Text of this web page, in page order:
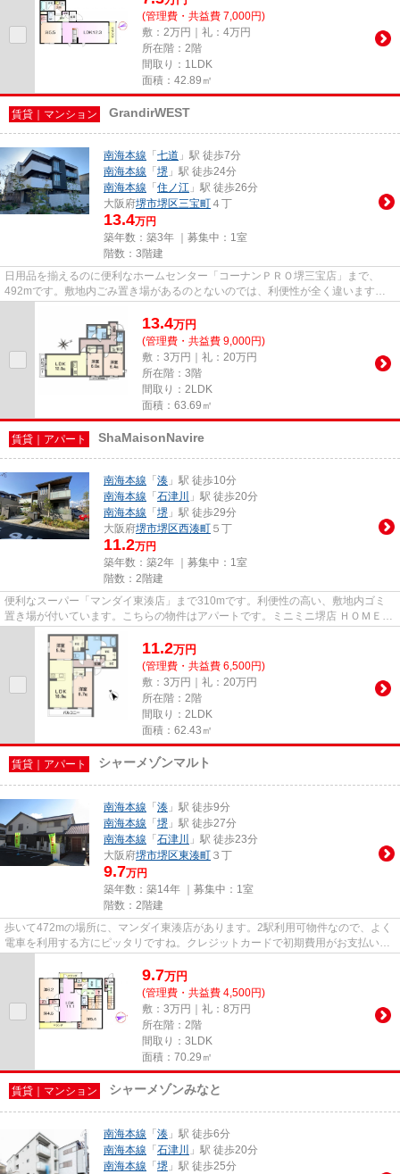
(管理費・共益費 7,000円)
敷：2万円｜礼：4万円
所在階：2階
間取り：1LDK
面積：42.89㎡
賃貸｜マンション GrandirWEST
南海本線 「 七道 」駅 徒歩7分
南海本線 「 堺 」駅 徒歩24分
南海本線 「 住ノ江 」駅 徒歩26分
大阪府堺市堺区三宝町 ４丁
13.4万円
築年数：築3年 ｜募集中： 1室
階数：3階建
日用品を揃えるのに便利なホームセンター「コーナンＰＲＯ堺三宝店」まで、
492mです。敷地内ごみ置き場があるのとないのでは、利便性が全く違います。
13.4万円
(管理費・共益費 9,000円)
敷：3万円｜礼：20万円
所在階：3階
間取り：2LDK
面積：63.69㎡
賃貸｜アパート ShaMaisonNavire
南海本線 「 湊 」駅 徒歩10分
南海本線 「 石津川
」駅 徒歩20分
南海本線 「 堺 」駅 徒歩29分
大阪府堺市堺区西湊町 ５丁
11.2万円
築年数：築2年 ｜募集中： 1室
階数：2階建
便利なスーパー「マンダイ東湊店」まで310mです。利便性の高い、敷地内ゴミ
置き場が付いています。こちらの物件はアパートです。ミニミニ堺店 ＨＯＭＥＰ
ＡＲＫでは南海本線湊に近く、...
11.2万円
(管理費・共益費 6,500円)
敷：3万円｜礼：20万円
所在階：2階
間取り：2LDK
面積：62.43㎡
賃貸｜アパート シャーメゾンマルト
南海本線 「 湊 」駅 徒歩9分
南海本線 「 堺 」駅 徒歩27分
南海本線 「 石津川
」駅 徒歩23分
大阪府堺市堺区東湊町 ３丁
9.7万円
築年数：築14年 ｜募集中： 1室
階数：2階建
歩いて472mの場所に、マンダイ東湊店があります。2駅利用可物件なので、よく
電車を利用する方にピッタリですね。クレジットカードで初期費用がお支払いい
9.7万円
(管理費・共益費 4,500円)
敷：3万円｜礼：8万円
所在階：2階
間取り：3LDK
面積：70.29㎡
賃貸｜マンション シャーメゾンみなと
南海本線 「 湊 」駅 徒歩6分
南海本線 「 石津川
」駅 徒歩20分
南海本線 「 堺 」駅 徒歩25分